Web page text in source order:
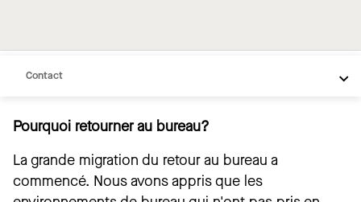
Développement durable
Contact
Pourquoi retourner au bureau?
La grande migration du retour au bureau a
commencé. Nous avons appris que les